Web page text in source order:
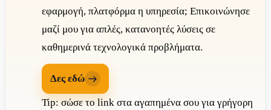
εφαρμογή, πλατφόρμα η υπηρεσία; Επικοινώνησε
μαζί μου για απλές, κατανοητές λύσεις σε
καθημερινά τεχνολογικά προβλήματα.
Δες εδώ
Tip: σώσε το link στα αγαπημένα σου για γρήγορη